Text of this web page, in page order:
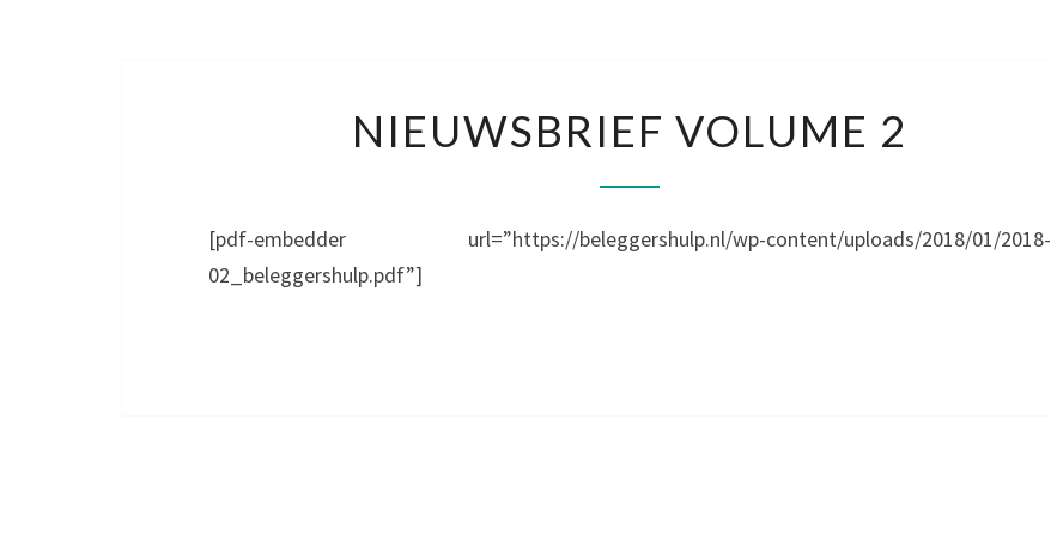
VOLUME
NIEUWSBRIEF VOLUME 2
[pdf-embedder url=”https://beleggershulp.nl/wp-content/uploads/2018/01/2018-
02_beleggershulp.pdf”]